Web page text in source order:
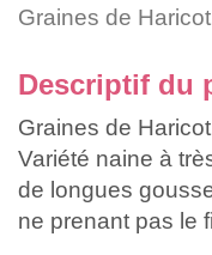
Graines de
Descriptif du
Graines de
Variété naine à
de longues
ne prenant pas le